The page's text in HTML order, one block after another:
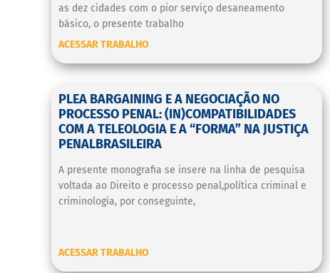
as dez cidades com o pior serviço desaneamento
básico, o presente trabalho
ACESSAR TRABALHO
PLEA BARGAINING E A NEGOCIAÇÃO NO
PROCESSO PENAL: (IN)COMPATIBILIDADES
COM A TELEOLOGIA E A “FORMA” NA JUSTIÇA
PENALBRASILEIRA
A presente monografia se insere na linha de pesquisa
voltada ao Direito e processo penal,política criminal e
criminologia, por conseguinte,
ACESSAR TRABALHO